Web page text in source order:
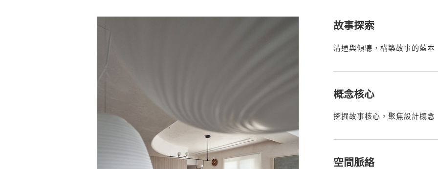
故事探索
溝通與傾聽，構築故事的藍本
概念核心
挖掘故事核心，聚焦設計概念
空間脈絡